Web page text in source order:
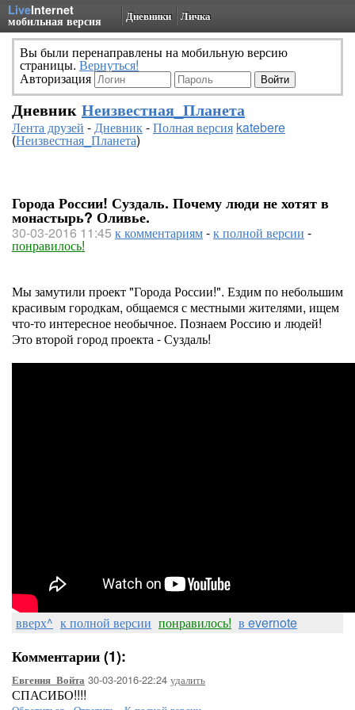
LiveInternet
мобильная версия Дневники Личка
Вы были перенаправлены на мобильную версию
страницы. Вернуться!
Авторизация
Дневник Неизвестная_Планета
Лента друзей -Дневник-Полная версия katebere
(Неизвестная_Планета)
Города России! Суздаль. Почему люди не хотят в
монастырь? Оливье.
30-03-2016 11:45 к комментариям-к полной версии -
понравилось!
Мы замутили проект "Города России!". Ездим по небольшим
красивым городкам, общаемся с местными жителями, ищем
что-то интересное необычное. Познаем Россию и людей!
Это второй город проекта - Суздаль!
вверх^ к полной версии понравилось! в evernote
Комментарии (1):
Евгения_Войта 30-03-2016-22:24 удалить
СПАСИБО!!!!